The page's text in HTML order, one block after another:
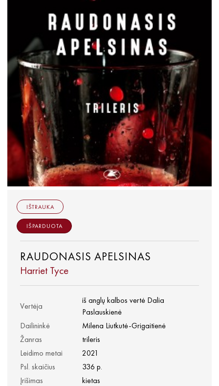
Lietuvių literatūros lobynas. XX amžius
Knygos vaikams ir paaugliams
Negrožinė literatūra
El. knygos
Audioknygos
Knygos su autografais
KNYGOS PIGIAU
Išparduota
RAUDONASIS APELSINAS
Harriet Tyce
Vertėja
iš anglų kalbos vertė Dalia
Paslauskienė
Dailininkė
Milena Liutkutė-Grigaitienė
Žanras
trileris
Leidimo metai
2021
Psl. skaičius
336 p.
Įrišimas
kietas
IŠTRAUKA
IŠPARDUOTA